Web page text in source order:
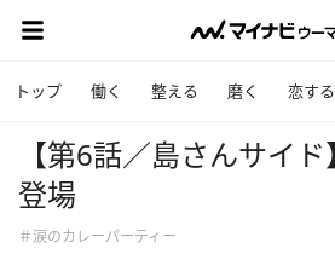
トップ 働く 整える 磨く 恋する
【第6話／島さんサイ
登場
＃涙のカレーパーティー